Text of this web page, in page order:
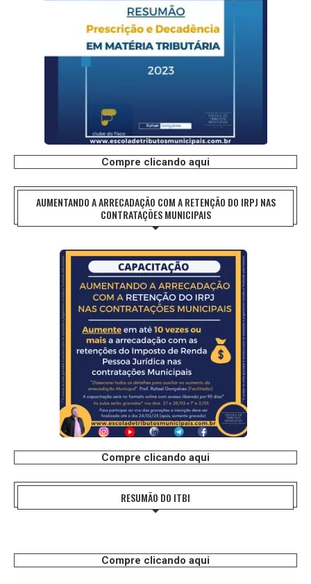
Compre clicando aqui
AUMENTANDO A ARRECADAÇÃO COM A RETENÇÃO DO IRPJ NAS
CONTRATAÇÕES MUNICIPAIS
Compre clicando aqui
RESUMÃO DO ITBI
Compre clicando aqui